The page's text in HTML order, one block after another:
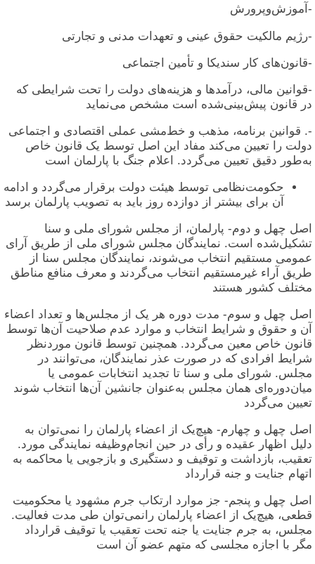
-آموزش‌وپرورش
-رژیم مالکیت حقوق عینی و تعهدات مدنی و تجارتی
-قانون‌های کار سندیکا و تأمین اجتماعی
-قوانین مالی، درآمدها و هزینه‌های دولت را تحت شرایطی که
در قانون پیش‌بینی‌شده است مشخص می‌نماید
-. قوانین برنامه، مذهب و خط‌مشی عملی اقتصادی و اجتماعی
دولت را تعیین می‌کند مفاد این اصل توسط یک قانون خاص
به‌طور دقیق تعیین می‌گردد. اعلام جنگ با پارلمان است
حکومت‌نظامی توسط هیئت دولت برقرار می‌گردد و ادامه
آن برای بیشتر از دوازده روز باید به تصویب پارلمان برسد
اصل چهل و دوم- پارلمان، از مجلس شورای ملی و سنا
تشکیل‌شده است. نمایندگان مجلس شورای ملی از طریق آرای
عمومی مستقیم انتخاب می‌شوند، نمایندگان مجلس سنا از
طریق آراء غیرمستقیم انتخاب می‌گردند و معرف منافع مناطق
مختلف کشور هستند
اصل چهل و سوم- مدت دوره هر یک از مجلس‌ها و تعداد اعضاء
آن و حقوق و شرایط انتخاب و موارد عدم صلاحیت آن‌ها توسط
قانون خاص معین می‌گردد. همچنین توسط قانون موردنظر
شرایط افرادی که در صورت عذر نمایندگان، می‌توانند در
مجلس. شورای ملی و سنا تا تجدید انتخابات عمومی یا
میان‌دوره‌ای همان مجلس به‌عنوان جانشین آن‌ها انتخاب شوند
تعیین می‌گردد
اصل چهل و چهارم- هیچ‌یک از اعضاء پارلمان را نمی‌توان به
دلیل اظهار عقیده و رأی در حین انجام‌وظیفه نمایندگی مورد.
تعقیب، بازداشت و توقیف و دستگیری و بازجویی یا محاکمه به
اتهام جنایت و جنه قرارداد
اصل چهل و پنجم- جز موارد ارتکاب جرم مشهود یا محکومیت
قطعی، هیچ‌یک از اعضاء پارلمان رانمی‌توان طی مدت فعالیت.
مجلس، به جرم جنایت یا جنه تحت تعقیب یا توقیف قرارداد
مگر با اجازه مجلسی که متهم عضو آن است